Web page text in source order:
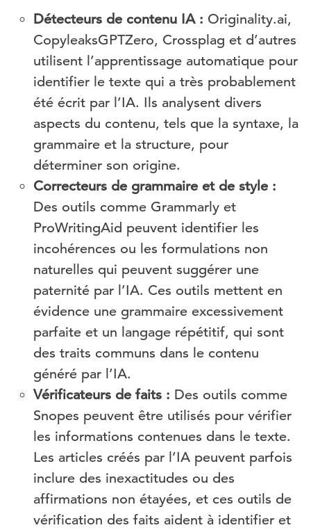
Détecteurs de contenu IA : Originality.ai,
CopyleaksGPTZero, Crossplag et d’autres
utilisent l’apprentissage automatique pour
identifier le texte qui a très probablement
été écrit par l’IA. Ils analysent divers
aspects du contenu, tels que la syntaxe, la
grammaire et la structure, pour
déterminer son origine.
Correcteurs de grammaire et de style :
Des outils comme Grammarly et
ProWritingAid peuvent identifier les
incohérences ou les formulations non
naturelles qui peuvent suggérer une
paternité par l’IA. Ces outils mettent en
évidence une grammaire excessivement
parfaite et un langage répétitif, qui sont
des traits communs dans le contenu
généré par l’IA.
Vérificateurs de faits : Des outils comme
Snopes peuvent être utilisés pour vérifier
les informations contenues dans le texte.
Les articles créés par l’IA peuvent parfois
inclure des inexactitudes ou des
affirmations non étayées, et ces outils de
vérification des faits aident à identifier et